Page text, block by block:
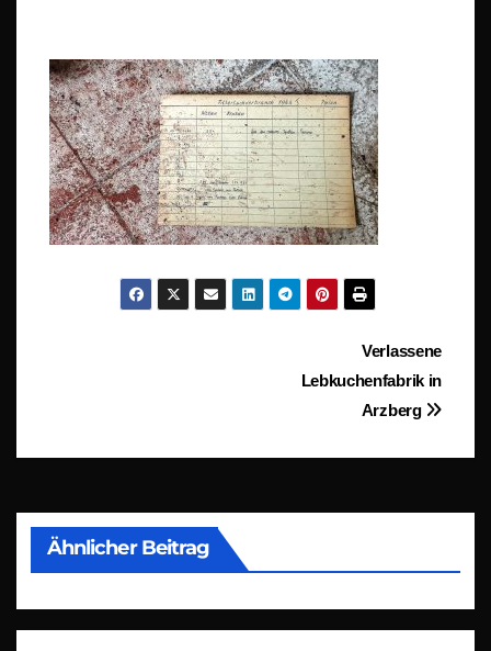
BeitragsnavigationVerlassene
Lebkuchenfabrik in
Arzberg
Ähnlicher Beitrag